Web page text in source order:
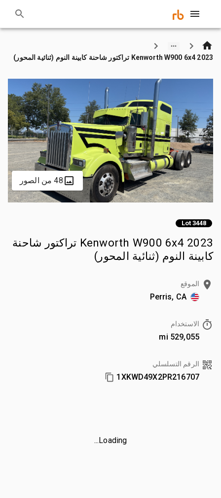
2023 Kenworth W900 6x4 تراكتور شاحنة كابينة النوم (ثنائية المحور)
48 من الصور
Lot 3448
2023 Kenworth W900 6x4 تراكتور شاحنة
كابينة النوم (ثنائية المحور)
الموقع
Perris, CA
الاستخدام
529,055 mi
الرقم التسلسلي
1XKWD49X2PR216707
Loading...